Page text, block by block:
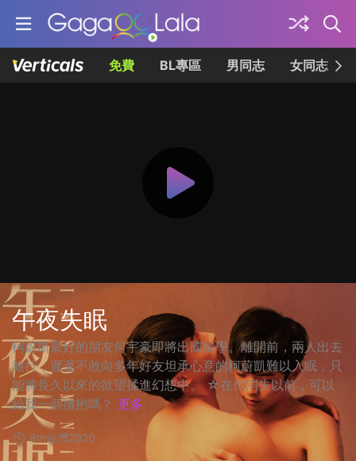
免費 BL專區 男同志 女同志
午夜失眠
柯蔚凱最好的朋友何宇豪即將出國留學。離開前，兩人出去
旅行，遲遲不敢向多年好友坦承心意的柯蔚凱難以入眠，只
能將長久以來的欲望揉進幻想中。 ☆在你消失以前，可以
給我一個擁抱嗎？ 更多
8m台灣2020